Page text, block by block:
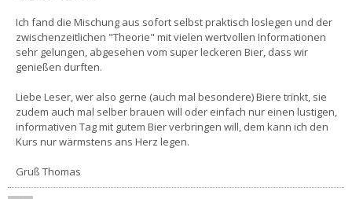
Ich fand die Mischung aus sofort selbst praktisch loslegen und der
zwischenzeitlichen "Theorie" mit vielen wertvollen Informationen
sehr gelungen, abgesehen vom super leckeren Bier, dass wir
genießen durften.
Liebe Leser, wer also gerne (auch mal besondere) Biere trinkt, sie
zudem auch mal selber brauen will oder einfach nur einen lustigen,
informativen Tag mit gutem Bier verbringen will, dem kann ich den
Kurs nur wärmstens ans Herz legen.
Gruß Thomas